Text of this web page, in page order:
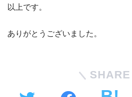
以上です。
ありがとうございました。
SHARE